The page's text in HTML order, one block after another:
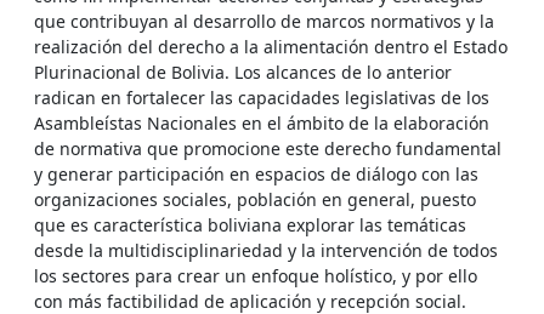
que contribuyan al desarrollo de marcos normativos y la
realización del derecho a la alimentación dentro el Estado
Plurinacional de Bolivia. Los alcances de lo anterior
radican en fortalecer las capacidades legislativas de los
Asambleístas Nacionales en el ámbito de la elaboración
de normativa que promocione este derecho fundamental
y generar participación en espacios de diálogo con las
organizaciones sociales, población en general, puesto
que es característica boliviana explorar las temáticas
desde la multidisciplinariedad y la intervención de todos
los sectores para crear un enfoque holístico, y por ello
con más factibilidad de aplicación y recepción social.